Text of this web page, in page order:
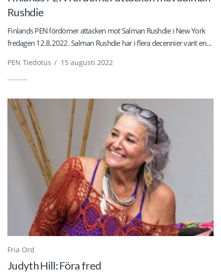
Rushdie
Finlands PEN fördömer attacken mot Salman Rushdie i New York
fredagen 12.8.2022. Salman Rushdie har i flera decennier varit en...
PEN Tiedotus / 15 augusti 2022
Fria Ord
Judyth Hill: Föra fred